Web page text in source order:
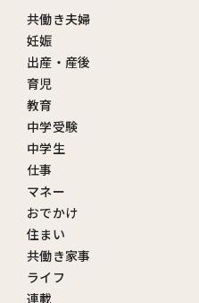
共働き夫婦
妊娠
出産・産後
育児
教育
中学受験
中学生
仕事
マネー
おでかけ
住まい
共働き家事
ライフ
連載